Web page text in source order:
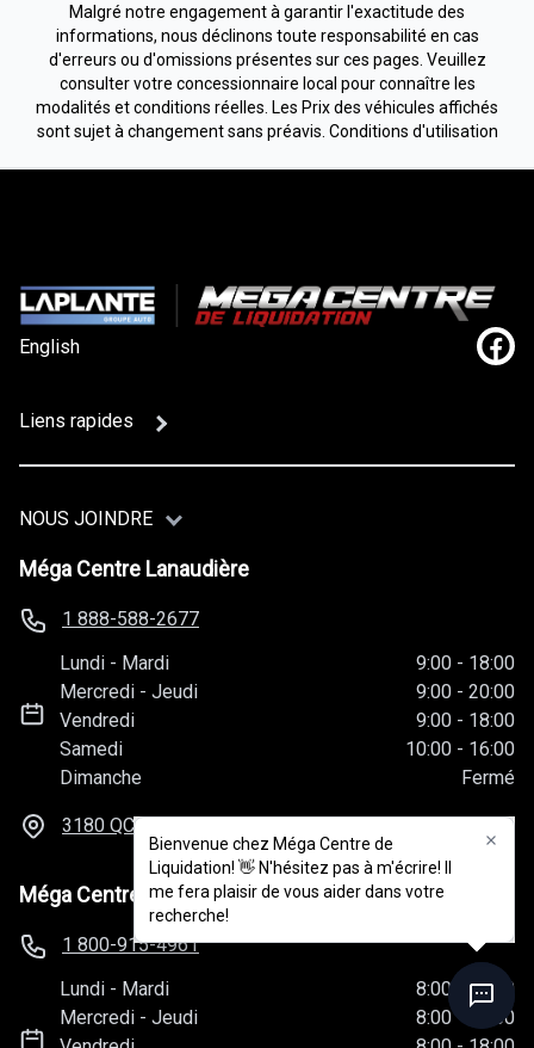
Bienvenue chez Méga Centre de
Liquidation! 👋 N'hésitez pas à m'écrire! Il
me fera plaisir de vous aider dans votre
recherche!
Malgré notre engagement à garantir l'exactitude des
informations, nous déclinons toute responsabilité en cas
d'erreurs ou d'omissions présentes sur ces pages. Veuillez
consulter votre concessionnaire local pour connaître les
modalités et conditions réelles. Les Prix des véhicules affichés
sont sujet à changement sans préavis. Conditions d'utilisation
English
Liens rapides
NOUS JOINDRE
Méga Centre Lanaudière
1 888-588-2677
Lundi - Mardi 9:00 - 18:00
Mercredi -Jeudi 9:00 - 20:00
Vendredi
9:00 - 18:00
Samedi
10:00 - 16:00
Dimanche
Fermé
3180 QC-341, Rawdon, QC J0K 1S0
Méga Centre Mont-Joli
1 800-915-4961
Lundi - Mardi 8:00
18:00
Mercredi -Jeudi 8:00-
20:00
Bienvenue chez Méga Centre de
Liquidation! 👋 N'hésitez pas à m'écrire! Il
me fera plaisir de vous aider dans votre
recherche!